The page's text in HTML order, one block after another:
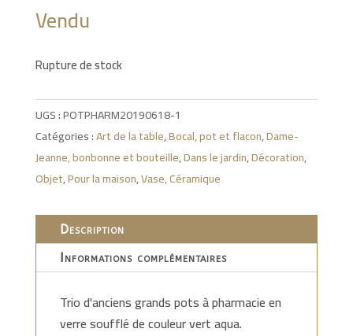
Vendu
Rupture de stock
UGS :POTPHARM20190618-1
Catégories :Art de la table,Bocal, pot et flacon,Dame-
Jeanne, bonbonne et bouteille,Dans le jardin,Décoration,
Objet,Pour la maison,Vase, Céramique
Description
Informations complémentaires
Trio d'anciens grands pots à pharmacie en
verre soufflé de couleur vert aqua.